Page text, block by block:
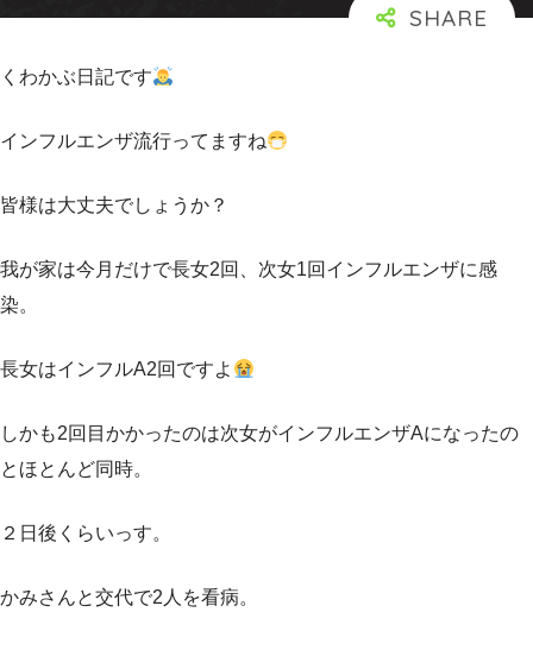
くわかぶ日記です
インフルエンザ流行ってますね
皆様は大丈夫でしょうか？
我が家は今月だけで長女2回、次女1回インフルエンザに感
染。
長女はインフルA2回ですよ
しかも2回目かかったのは次女がインフルエンザAになったの
とほとんど同時。
２日後くらいっす。
かみさんと交代で2人を看病。